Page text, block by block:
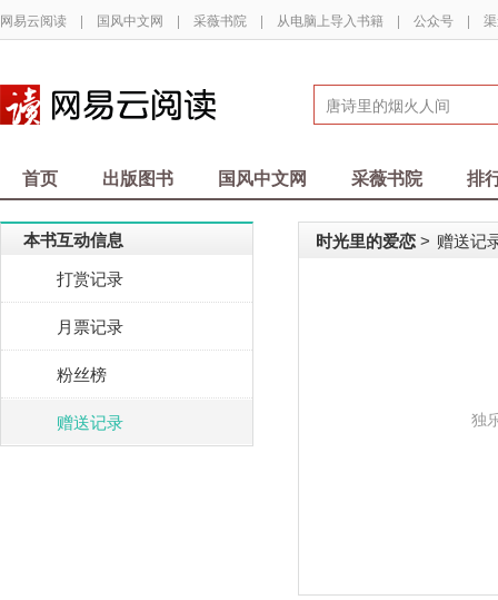
网易云阅读 | 国风中文网 | 采薇书院 | 从电脑上导入书籍 | 公众号 |
首页 出版图书 国风中文网 采薇书院 排
本书互动信息
打赏记录
月票记录
粉丝榜
赠送记录
时光里的爱恋 > 赠送记
独